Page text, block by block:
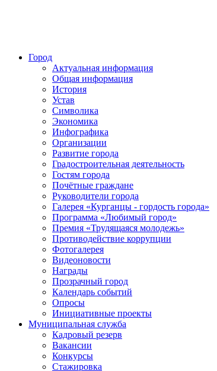
Город
Актуальная информация
Общая информация
История
Устав
Символика
Экономика
Инфографика
Организации
Развитие города
Градостроительная деятельность
Гостям города
Почётные граждане
Руководители города
Галерея «Курганцы - гордость города»
Программа «Любимый город»
Премия «Трудящаяся молодежь»
Противодействие коррупции
Фотогалерея
Видеоновости
Награды
Прозрачный город
Календарь событий
Опросы
Инициативные проекты
Муниципальная служба
Кадровый резерв
Вакансии
Конкурсы
Стажировка